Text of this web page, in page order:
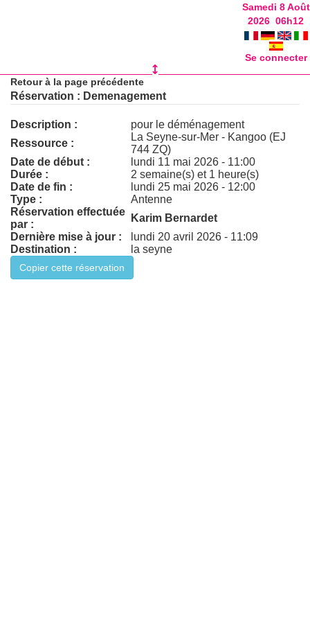
Samedi 8 Août
2026 06h12
Se connecter
Retour à la page précédente
Réservation : Demenagement
Description :
pour le déménagement
Ressource :
La Seyne-sur-Mer - Kangoo (EJ
744 ZQ)
Date de début :
lundi 11 mai 2026 - 11:00
Durée :
2 semaine(s) et 1 heure(s)
Date de fin :
lundi 25 mai 2026 - 12:00
Type :
Antenne
Réservation effectuée
par :
Karim Bernardet
Dernière mise à jour :
lundi 20 avril 2026 - 11:09
Destination :
la seyne